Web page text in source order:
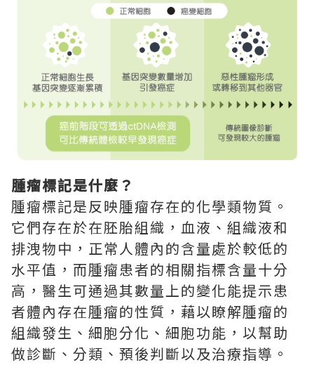
腫瘤標記是什麼？
腫瘤標記是反映腫瘤存在的化學類物質。
它們存在於在胚胎組織，血液、組織液和
排洩物中，正常人體內的含量處於較低的
水平值，而腫瘤患者的相關指標含量十分
高，醫生可通過其數量上的變化能提示患
者體內存在腫瘤的性質，藉以瞭解腫瘤的
組織發生、細胞分化、細胞功能，以幫助
做診斷、分類、預後判斷以及治療指導。